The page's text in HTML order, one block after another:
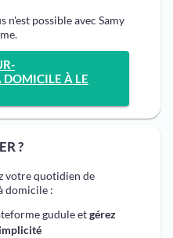
n'est possible avec Samy
DOMICILE À LE
?
votre quotidien de
domicile :
gudule etgérez